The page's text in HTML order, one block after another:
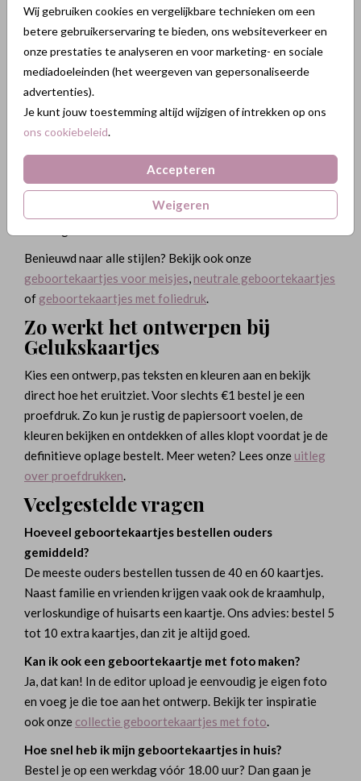
Wij gebruiken cookies en vergelijkbare technieken om een
betere gebruikerservaring te bieden, ons websiteverkeer en
onze prestaties te analyseren en voor marketing- en sociale
mediadoeleinden (het weergeven van gepersonaliseerde
advertenties).
Je kunt jouw toestemming altijd wijzigen of intrekken op ons
ons cookiebeleid.
Accepteren
Weigeren
Ieder gezin heeft zijn eigen stijl, en die zie je terug in onze
ontwerpen. Dit zijn de trends van 2025 voor
geboortekaartjes jongen:
✔ Minimalistische ontwerpen in zachte natuurtinten
✔Foliedrukin goud, koper of zilver voor een luxe
uitstraling
✔ Bijzondere vormen zoals ronde kaarten en boogkaarten
✔ Stoere typografie met donkere kleuren voor een
Benieuwd naar alle stijlen? Bekijk ook onze
geboortekaartjes voor meisjes, neutrale geboortekaartjes
of geboortekaartjes met foliedruk.
Zo werkt het ontwerpen bij
Gelukskaartjes
Kies een ontwerp, pas teksten en kleuren aan en bekijk
direct hoe het eruitziet. Voor slechts €1 bestel je een
proefdruk. Zo kun je rustig de papiersoort voelen, de
kleuren bekijken en ontdekken of alles klopt voordat je de
definitieve oplage bestelt. Meer weten? Lees onze uitleg
over proefdrukken.
Veelgestelde vragen
Hoeveel geboortekaartjes bestellen ouders
gemiddeld?
De meeste ouders bestellen tussen de 40 en 60 kaartjes.
Naast familie en vrienden krijgen vaak ook de kraamhulp,
verloskundige of huisarts een kaartje. Ons advies: bestel 5
tot 10 extra kaartjes, dan zit je altijd goed.
Kan ik ook een geboortekaartje met foto maken?
Ja, dat kan! In de editor upload je eenvoudig je eigen foto
en voeg je die toe aan het ontwerp. Bekijk ter inspiratie
ook onze collectie geboortekaartjes met foto.
Hoe snel heb ik mijn geboortekaartjes in huis?
Bestel je op een werkdag vóór 18.00 uur? Dan gaan je